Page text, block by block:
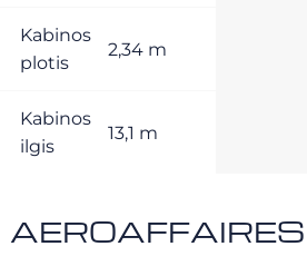
Kabinos
plotis
2,34 m
Kabinos
ilgis
13,1 m
AEROAFFAIRES